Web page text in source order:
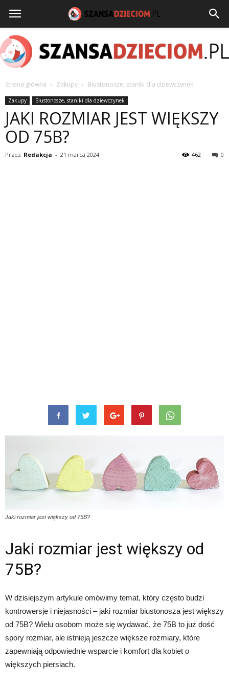
szansadzieciom.pl
Strona główna Zakupy Biustonosze, staniki dla dziewczynek
Zakupy Biustonosze, staniki dla dziewczynek
JAKI ROZMIAR JEST WIĘKSZY
OD 75B?
Przez Redakcja - 21 marca 2024 0
462
Jaki rozmiar jest większy od 75B?
Jaki rozmiar jest większy od
75B?
W dzisiejszym artykule omówimy temat, który często budzi
kontrowersje i niejasności – jaki rozmiar biustonosza jest większy
od 75B? Wielu osobom może się wydawać, że 75B to już dość
spory rozmiar, ale istnieją jeszcze większe rozmiary, które
zapewniają odpowiednie wsparcie i komfort dla kobiet o
większych piersiach.